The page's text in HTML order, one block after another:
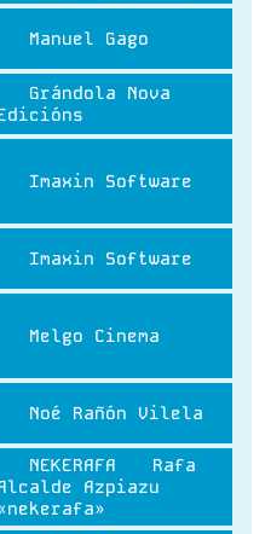
Manuel Gago
Grándola Nova
Imaxin Software
Imaxin Software
Melgo Cinema
Noé Rañón Vilela
NEKERAFA
Rafa
Azpiazu